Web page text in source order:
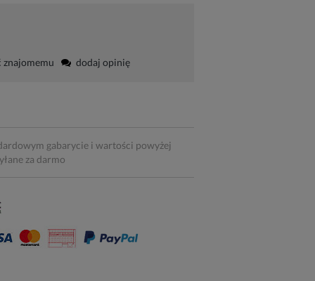
znajomemu dodaj opinię
gabarycie i wartości powyżej
za darmo